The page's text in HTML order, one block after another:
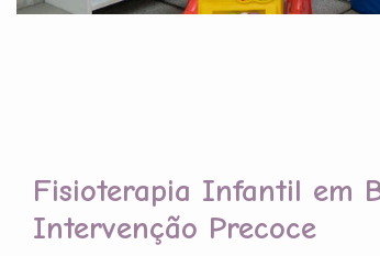
Fisioterapia Infantil em
Intervenção Precoce